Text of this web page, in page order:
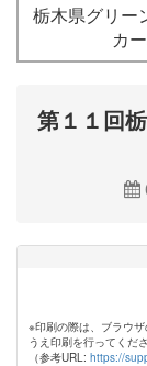
栃木県グリー
カ
第１１回
※印刷の際は、ブラウ
うえ印刷を行ってくださ
（参考URL: https://